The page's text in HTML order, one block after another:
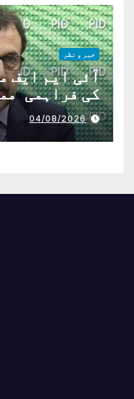
خبر و نظر
آئی ایم ایف
کی فراہمی
04/08/2026